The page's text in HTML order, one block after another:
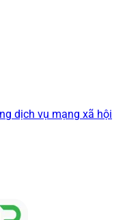
dịch vụ mạng xã hội